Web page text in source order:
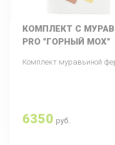
КОМПЛЕКТ С
PRO "ГОРНЫЙ МОХ"
Комплект муравьиной
6350 руб.